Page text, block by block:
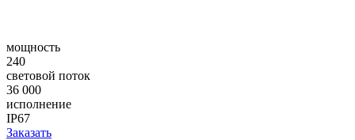
мощность
240
световой поток
36 000
исполнение
IP67
Заказать